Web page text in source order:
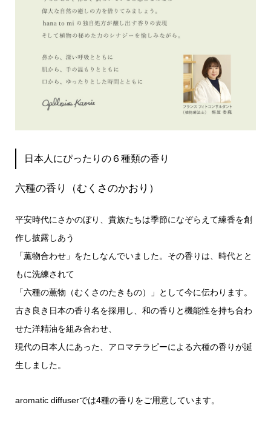
日本人にぴったりの６種類の香り
六種の香り（むくさのかおり）
平安時代にさかのぼり、貴族たちは季節になぞらえて練香を創
作し披露しあう
「薫物合わせ」をたしなんでいました。その香りは、時代とと
もに洗練されて
「六種の薫物（むくさのたきもの）」として今に伝わります。
古き良き日本の香り名を採用し、和の香りと機能性を持ち合わ
せた洋精油を組み合わせ、
現代の日本人にあった、アロマテラピーによる六種の香りが誕
生しました。
aromatic diffuserでは4種の香りをご用意しています。